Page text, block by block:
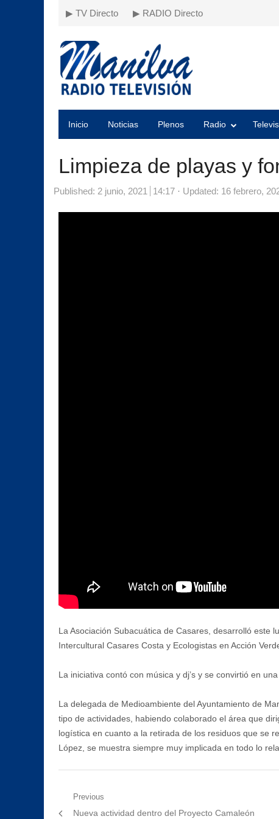
▶ TV Directo ▶ RADIO Directo
Inicio Noticias Plenos Radio
Limpieza de playas y
Published: 2 junio, 2021 14:17 Updated: 16 febrero,
La Asociación Subacuática de Casares, desarrolló este
Intercultural Casares Costa y Ecologistas en Acción
La iniciativa contó con música y dj’s y se convirtió en
La delegada de Medioambiente del Ayuntamiento de
tipo de actividades, habiendo colaborado el área que
logística en cuanto a la retirada de los residuos que se
López, se muestra siempre muy implicada en todo lo
Navegación
Previous
Previous
Nueva actividad dentro del Proyecto Camaleón